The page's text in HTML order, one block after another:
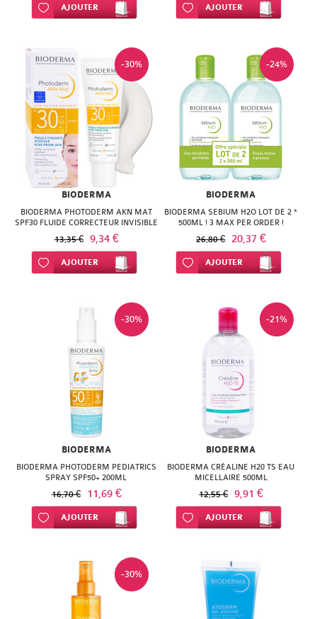
Ajouter à ma liste d’envie
AJOUTER Ajouter à ma liste d’envie
AJOUTER
-30%
BIODERMA
BIODERMA PHOTODERM AKN MAT
SPF30 FLUIDE CORRECTEUR INVISIBLE
40 ML
13,35 € 9,34 €
Ajouter à ma liste d’envie
AJOUTER
-24%
BIODERMA
BIODERMA SEBIUM H2O LOT DE 2 *
500ML ! 3 MAX PER ORDER !
26,80 € 20,37 €
Ajouter à ma liste d’envie
AJOUTER
-30%
BIODERMA
BIODERMA PHOTODERM PEDIATRICS
SPRAY SPF50+ 200ML
16,70 € 11,69 €
Ajouter à ma liste d’envie
AJOUTER
-21%
BIODERMA
BIODERMA CRÉALINE H20 TS EAU
MICELLAIRE 500ML
12,55 € 9,91 €
Ajouter à ma liste d’envie
AJOUTER
-30%